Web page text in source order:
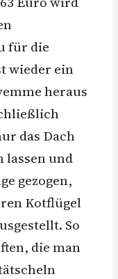
für die
wieder ein
heraus
das Dach
lassen und
gezogen,
Kotflügel
So
die man